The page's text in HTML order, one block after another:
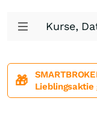
Kurse,
🎁
Lieblingsaktie